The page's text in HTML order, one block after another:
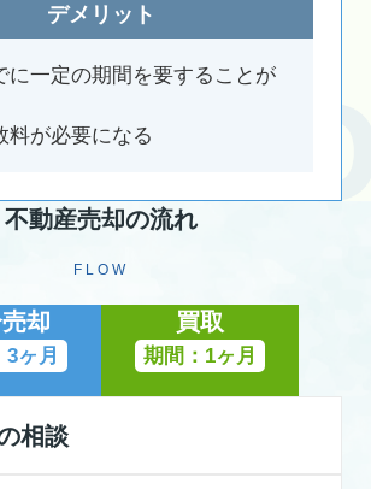
デメリット
に一定の期間を要することが
料が必要になる
不動産売却の流れ
FLOW
却
ヶ月
買取
期間：1ヶ月
相談